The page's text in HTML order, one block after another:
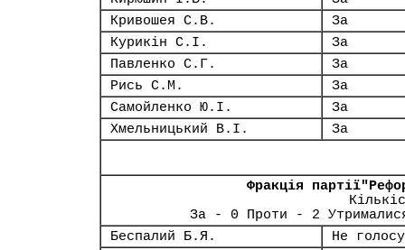
Кривошея С.В.
За
Курикін С.І.
За
Павленко С.Г.
За
Рись С.М.
За
Самойленко Ю.І.
За
Хмельницький В.І.
За
Фракція
За - 0 Проти - 2
Беспалий Б.Я.
Не